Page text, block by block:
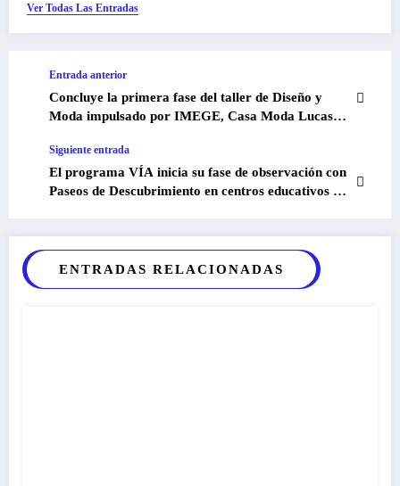
Ver Todas Las Entradas
Entrada anterior
Concluye la primera fase del taller de Diseño y
Moda impulsado por IMEGE, Casa Moda Lucas
Siguiente entrada
El programa VÍA inicia su fase de observación con
Paseos de Descubrimiento en centros educativos de
ENTRADAS RELACIONADAS